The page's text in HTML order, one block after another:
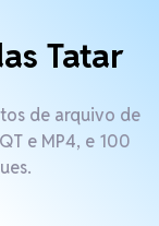
Tatar
de arquivo de
e MP4, e 100